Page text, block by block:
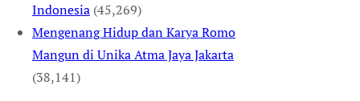
Indonesia (45,269)
Mengenang Hidup dan Karya Romo
Mangun di Unika Atma Jaya Jakarta
(38,141)